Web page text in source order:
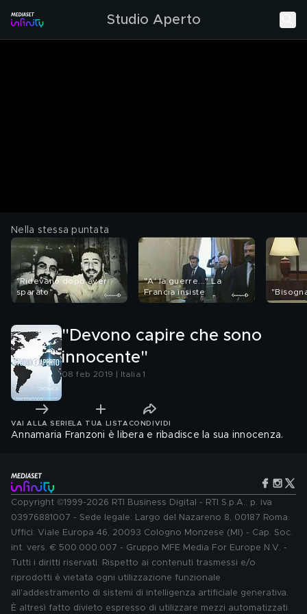
Studio Aperto
Nella stessa puntata
"Ridevano dopo aver
sparato"
"A' la guerre..." La
Francia insiste
"Devono capire che sono
innocente"
08 feb 2019 | Italia 1
VAI ALLA SERIE LA TUA LISTA CONDIVIDI
Annamaria Franzoni è libera e ribadisce la sua innocenza.
Copyright ©1999-2026 RTI Business Digital - RTI S.p.A.: p. iva
03976881007 - Sede legale: Largo del Nazareno 8, 00187 Roma.
Uffici: Viale Europa 46, 20093 Cologno Monzese (MI) - Cap. Soc.
int. vers. € 500.000.007 - Gruppo MFE Media For Europe N.V. -
Tutti i diritti riservati. Rispetto ai contenuti trasmessi e/o
riprodotti è vietata ogni utilizzazione funzionale
all'addestramento di sistemi di intelligenza artificiale generativa.
È altresì fatto divieto espresso di utilizzare mezzi automatizzati